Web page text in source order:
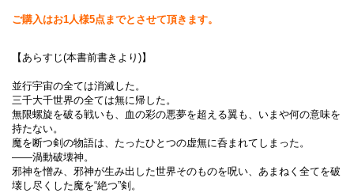
ご購入はお1人様5点までとさせて頂きます。
【あらすじ(本書前書きより)】
並行宇宙の全ては消滅した。
三千大千世界の全ては無に帰した。
無限螺旋を破る戦いも、血の彩の悪夢を超える翼も、いまや何の意味を
持たない。
魔を断つ剣の物語は、たったひとつの虚無に呑まれてしまった。
――渦動破壊神。
邪神を憎み、邪神が生み出した世界そのものを呪い、あまねく全てを破
壊し尽くした魔を“絶つ”剣。